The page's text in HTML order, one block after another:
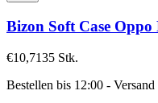
Bizon Soft Case
€10,7135 Stk.
Bestellen bis 12:00 -